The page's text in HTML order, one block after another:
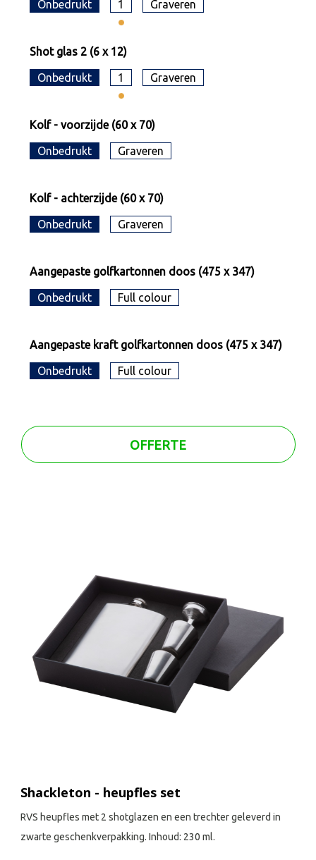
Onbedrukt 1 Graveren
Shot glas 2 (6 x 12)
Onbedrukt 1 Graveren
Kolf - voorzijde (60 x 70)
Onbedrukt Graveren
Kolf - achterzijde (60 x 70)
Onbedrukt Graveren
Aangepaste golfkartonnen doos (475 x 347)
Onbedrukt Full colour
Aangepaste kraft golfkartonnen doos (475 x 347)
Onbedrukt Full colour
OFFERTE
Shackleton - heupfles set
RVS heupfles met 2 shotglazen en een trechter geleverd in
zwarte geschenkverpakking. Inhoud: 230 ml.